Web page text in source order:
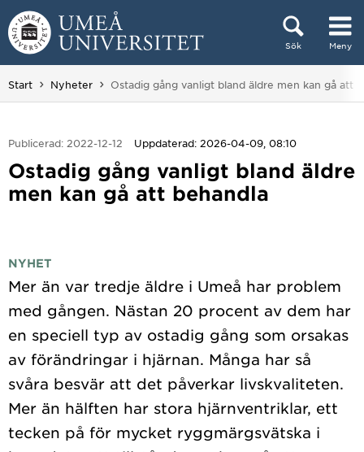
Hoppa direkt till innehållet
Sök Meny
Huvudmenyn dold.
Start Nyheter Du är här:
Ostadig gång vanligt bland äldre men kan gå att
Publicerad: 2022-12-12 Uppdaterad: 2026-04-09, 08:10
Ostadig gång vanligt bland äldre
men kan gå att behandla
NYHET
Mer än var tredje äldre i Umeå har problem
med gången. Nästan 20 procent av dem har
en speciell typ av ostadig gång som orsakas
av förändringar i hjärnan. Många har så
svåra besvär att det påverkar livskvaliteten.
Mer än hälften har stora hjärnventriklar, ett
tecken på för mycket ryggmärgsvätska i